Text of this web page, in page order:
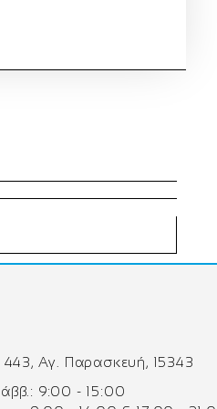
Αγ. Παρασκευή, 15343
9:00 - 15:00